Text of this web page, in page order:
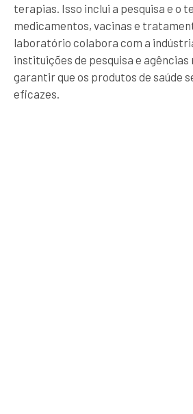
terapias. Isso inclui a pesquisa e o
medicamentos, vacinas e
laboratório colabora com a
instituições de pesquisa e
garantir que os produtos de saúde
eficazes.